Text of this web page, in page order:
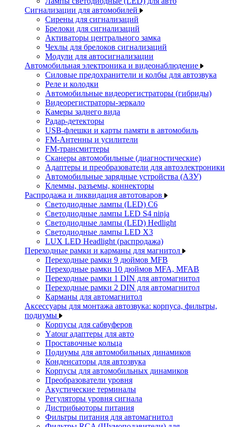
Сигнализации для автомобилей
Сирены для сигнализаций
Брелоки для сигнализаций
Активаторы центрального замка
Чехлы для брелоков сигнализаций
Модули для автосигнализации
Автомобильная электроника и видеонаблюдение
Силовые предохранители и колбы для автозвука
Реле и колодки
Автомобильные видеорегистраторы (гибриды)
Видеорегистраторы-зеркало
Камеры заднего вида
Радар-детекторы
USB-флешки и карты памяти в автомобиль
FM-Антенны и усилители
FM-трансмиттеры
Сканеры автомобильные (диагностические)
Адаптеры и преобразователи для автоэлектроники
Автомобильные зарядные устройства (АЗУ)
Клеммы, разъемы, коннекторы
Распродажа и ликвидация автотоваров
Светодиодные лампы (LED) C6
Светодиодные лампы LED S4 ninja
Светодиодные лампы (LED) Hedlight
Светодиодные лампы LED X3
LUX LED Headlight (распродажа)
Переходные рамки и карманы для магнитол
Переходные рамки 9 дюймов MFB
Переходные рамки 10 дюймов MFA, MFAB
Переходные рамки 1 DIN для автомагнитол
Переходные рамки 2 DIN для автомагнитол
Карманы для автомагнитол
Аксессуары для монтажа автозвука: корпуса, фильтры,
подиумы
Корпусы для сабвуферов
Yаtour адаптеры для авто
Проставочные кольца
Подиумы для автомобильных динамиков
Конденсаторы для автозвука
Корпусы для автомобильных динамиков
Преобразователи уровня
Акустические терминалы
Регуляторы уровня сигнала
Дистрибьюторы питания
Фильтры питания для автомагнитол